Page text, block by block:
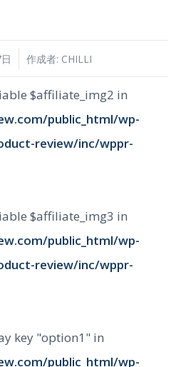
作成者: CHILLI
$affiliate_img2 in
public_html/wp-
review/inc/wppr-
$affiliate_img3 in
public_html/wp-
review/inc/wppr-
key "option1" in
public_html/wp-